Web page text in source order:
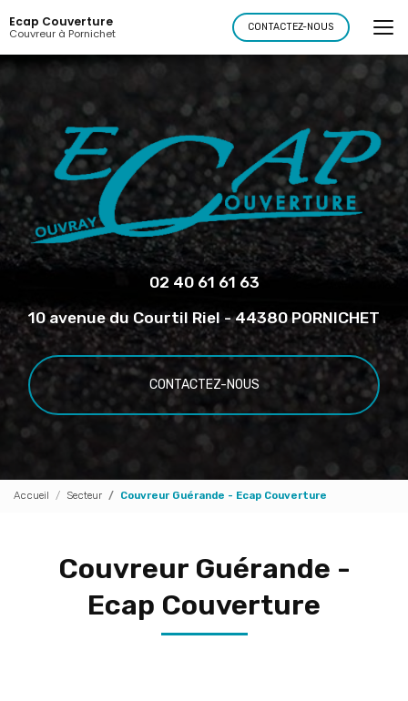
auEcap Couverture
Couvreur à Pornichet CONTACTEZ-NOUS
02 40 61 61 63
10 avenue du Courtil Riel - 44380 PORNICHET
CONTACTEZ-NOUS
Accueil Secteur Couvreur Guérande - Ecap Couverture
Couvreur Guérande -
Ecap Couverture